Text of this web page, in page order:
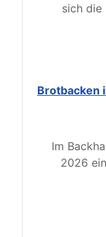
sich die
Brotbacken
Im
2026